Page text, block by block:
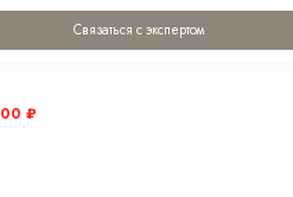
Связаться с экспертом
₽